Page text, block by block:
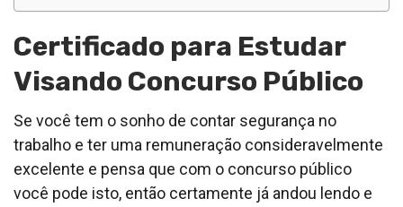
Certificado para Estudar
Visando Concurso Público
Se você tem o sonho de contar segurança no
trabalho e ter uma remuneração consideravelmente
excelente e pensa que com o concurso público
você pode isto, então certamente já andou lendo e